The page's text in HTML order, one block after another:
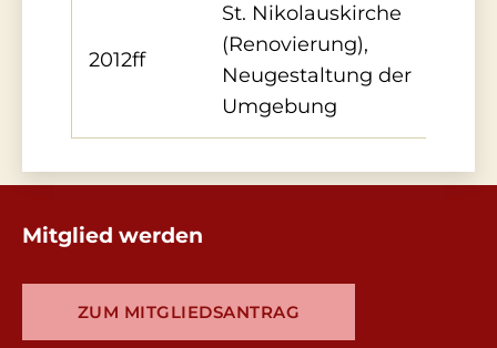
2012ff
St. Nikolauskirche
(Renovierung),
Neugestaltung der
Umgebung
Mitglied werden
ZUM MITGLIEDSANTRAG